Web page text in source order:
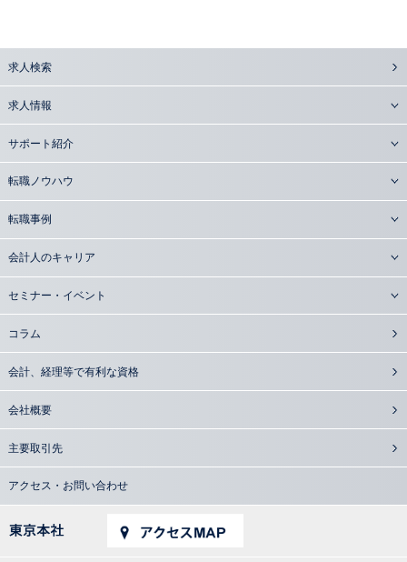
求人検索
求人情報
サポート紹介
転職ノウハウ
転職事例
会計人のキャリア
セミナー・イベント
コラム
会計、経理等で有利な資格
会社概要
主要取引先
アクセス・お問い合わせ